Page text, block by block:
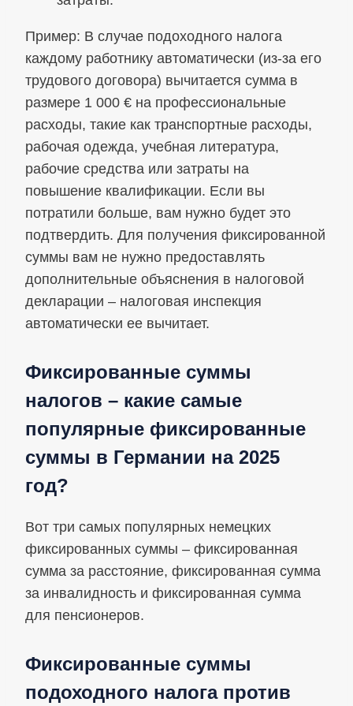
Пример: В случае подоходного налога
каждому работнику автоматически (из-за его
трудового договора) вычитается сумма в
размере 1 000 € на профессиональные
расходы, такие как транспортные расходы,
рабочая одежда, учебная литература,
рабочие средства или затраты на
повышение квалификации. Если вы
потратили больше, вам нужно будет это
подтвердить. Для получения фиксированной
суммы вам не нужно предоставлять
дополнительные объяснения в налоговой
декларации – налоговая инспекция
автоматически ее вычитает.
Фиксированные суммы
налогов – какие самые
популярные фиксированные
суммы в Германии на 2025
год?
Вот три самых популярных немецких
фиксированных суммы – фиксированная
сумма за расстояние, фиксированная сумма
за инвалидность и фиксированная сумма
для пенсионеров.
Фиксированные суммы
подоходного налога против